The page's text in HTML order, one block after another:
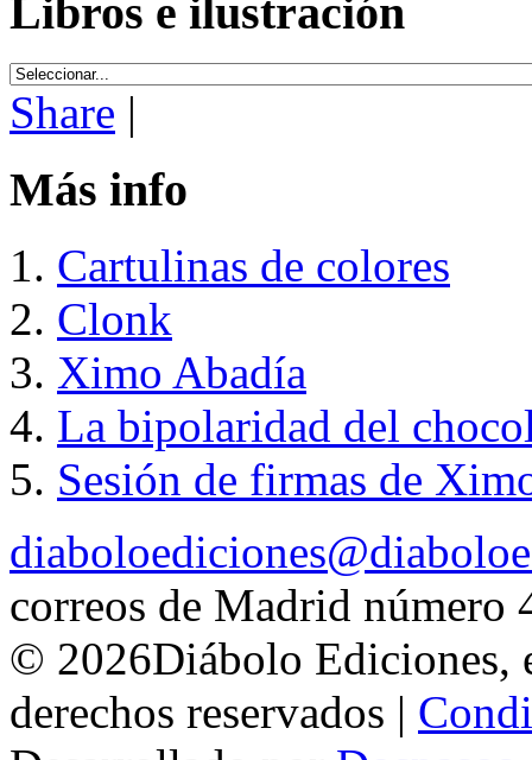
Libros e ilustración
Share |
Más info
Cartulinas de colores
Clonk
Ximo Abadía
La bipolaridad del
Sesión de firmas de
correos de Madrid número
© 2026Diábolo Ediciones,
derechos reservados |